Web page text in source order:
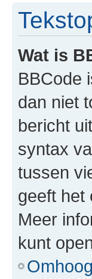
Wat is
BBCode
dan niet
bericht
syntax
tussen
geeft het
Meer
kunt
Omhoog